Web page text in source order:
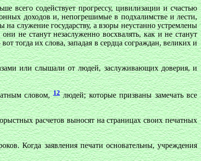
содействует прогрессу, цивилизации и счастью
доходов и, непогрешимые в подхалимстве и лести,
служение государству, а взоры неустанно устремлены
не станут незаслуженно восхвалять, как и не станут
тогда их слова, западая в сердца сограждан, великих и
или слышали от людей, заслуживающих доверия, и
словом,12людей; которые призваны замечать все
расчетов выносят на страницах своих печатных
Когда заявления печати основательны, учреждения